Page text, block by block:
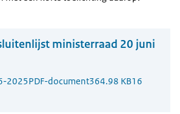
ministerraad 20 juni
2025PDF-document364.98 KB16